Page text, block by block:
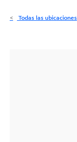
Todas las ubicaciones